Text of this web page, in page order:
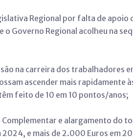
Regional por falta de
Governo Regional acolheu na
na carreira dos trabalhadores
ascender mais
feito de 10 em 10 pontos/anos;
e alargamento do
e mais de 2.000 Euros em